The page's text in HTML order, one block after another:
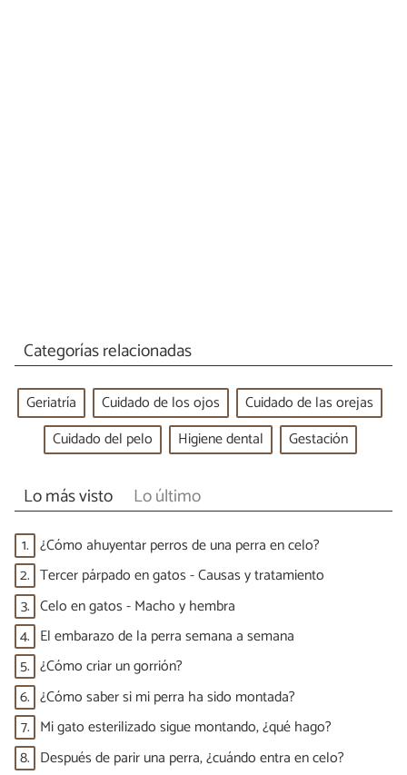
Categorías relacionadas
Geriatría Cuidado de los ojos
Cuidado de las orejas
Cuidado del pelo
Higiene dental Gestación
Lo más visto Lo último
1. ¿Cómo ahuyentar perros de una perra en celo?
2. Tercer párpado en gatos - Causas y tratamiento
3. Celo en gatos - Macho y hembra
4. El embarazo de la perra semana a semana
5. ¿Cómo criar un gorrión?
6. ¿Cómo saber si mi perra ha sido montada?
7. Mi gato esterilizado sigue montando, ¿qué hago?
8. Después de parir una perra, ¿cuándo entra en celo?